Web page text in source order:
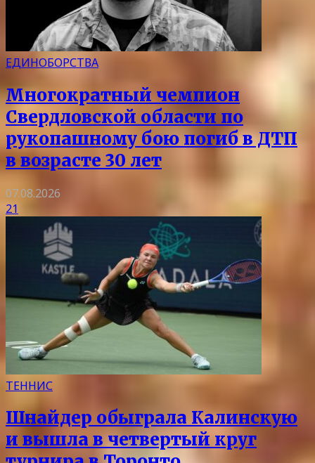
ЕДИНОБОРСТВА
Многократный чемпион
Свердловской области по
рукопашному бою погиб в ДТП
в возрасте 30 лет
07.08.2026
21
ТЕННИС
Шнайдер обыграла Калинскую
и вышла в четвертый круг